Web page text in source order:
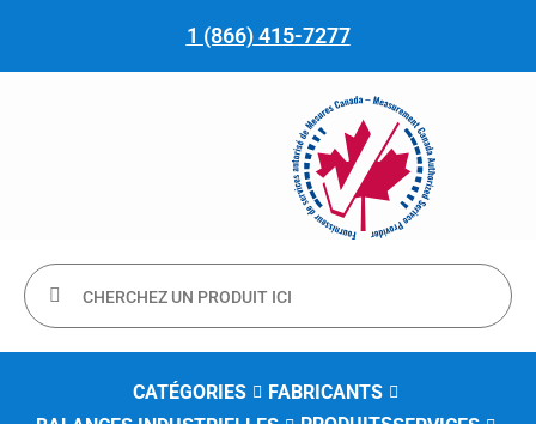
1 (866) 415-7277
CATÉGORIES
FABRICANTS